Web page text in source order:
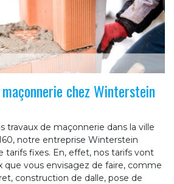
chez Winterstein
travaux de maçonnerie dans la ville
notre entreprise Winterstein
tarifs fixes. En, effet, nos tarifs vont
que vous envisagez de faire, comme
construction de dalle, pose de